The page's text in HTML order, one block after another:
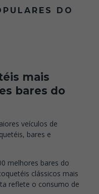
DO
mais
bares do
veículos de
bares e
melhores bares do
clássicos mais
reflete o consumo de